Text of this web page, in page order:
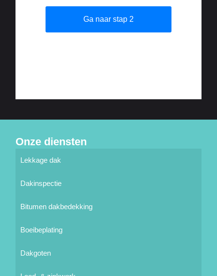
Onze diensten
Lekkage dak
Dakinspectie
Bitumen dakbedekking
Boeibeplating
Dakgoten